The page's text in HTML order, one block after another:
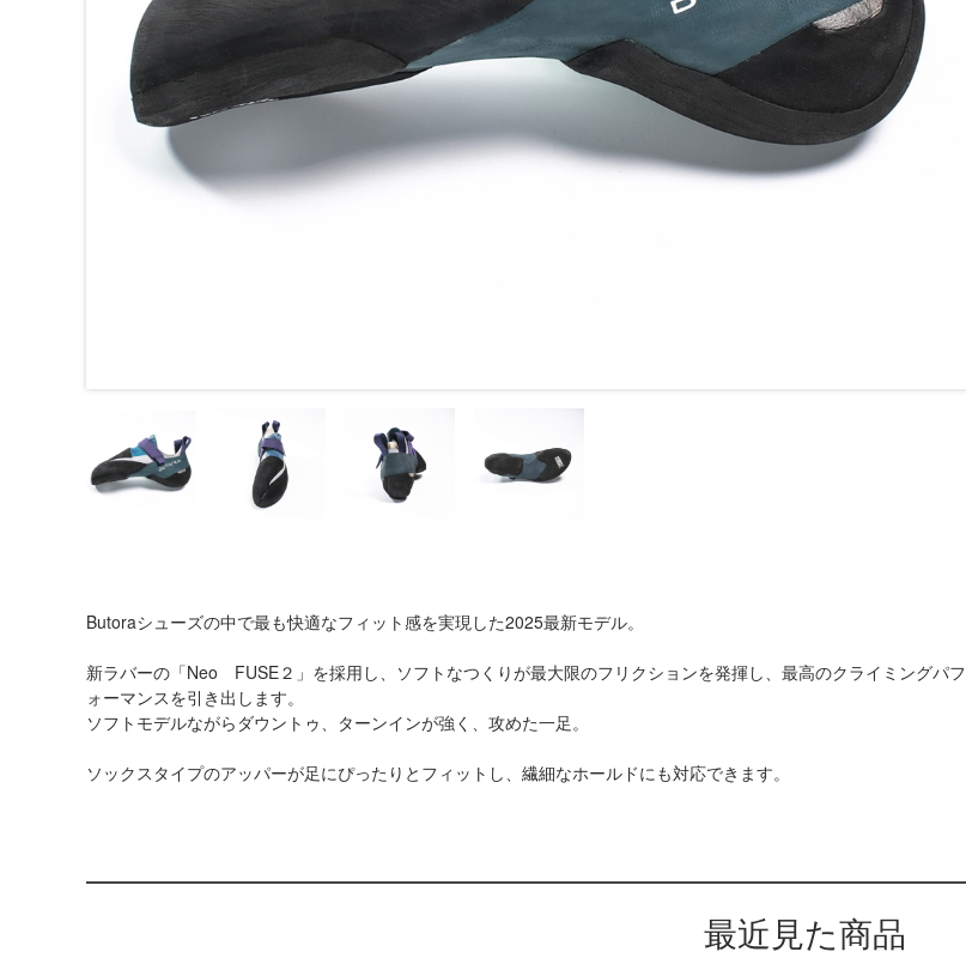
Butoraシューズの中で最も快適なフィット感を実現した2025最新モデル。
新ラバーの「Neo FUSE２」を採用し、ソフトなつくりが最大限のフリクションを発揮し、最高のクライミングパフ
ォーマンスを引き出します。
ソフトモデルながらダウントゥ、ターンインが強く、攻めた一足。
ソックスタイプのアッパーが足にぴったりとフィットし、繊細なホールドにも対応できます。
最近見た商品